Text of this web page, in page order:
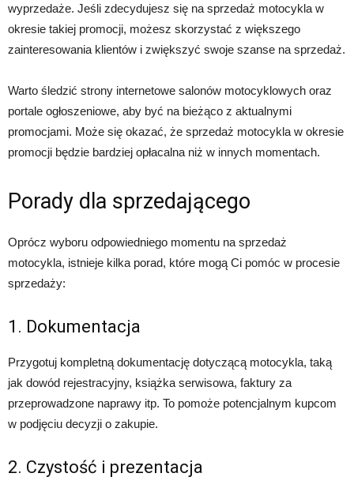
wyprzedaże. Jeśli zdecydujesz się na sprzedaż motocykla w
okresie takiej promocji, możesz skorzystać z większego
zainteresowania klientów i zwiększyć swoje szanse na sprzedaż.
Warto śledzić strony internetowe salonów motocyklowych oraz
portale ogłoszeniowe, aby być na bieżąco z aktualnymi
promocjami. Może się okazać, że sprzedaż motocykla w okresie
promocji będzie bardziej opłacalna niż w innych momentach.
Porady dla sprzedającego
Oprócz wyboru odpowiedniego momentu na sprzedaż
motocykla, istnieje kilka porad, które mogą Ci pomóc w procesie
sprzedaży:
1. Dokumentacja
Przygotuj kompletną dokumentację dotyczącą motocykla, taką
jak dowód rejestracyjny, książka serwisowa, faktury za
przeprowadzone naprawy itp. To pomoże potencjalnym kupcom
w podjęciu decyzji o zakupie.
2. Czystość i prezentacja